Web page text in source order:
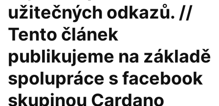
užitečných odkazů. //
Tento článek
publikujeme na základě
spolupráce s facebook
skupinou Cardano